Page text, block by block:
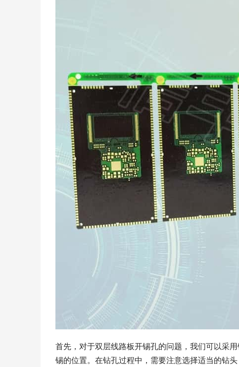
首先，对于双层线路板开锡孔的问题，我们可以采
锡的位置。在钻孔过程中，需要注意选择适当的钻